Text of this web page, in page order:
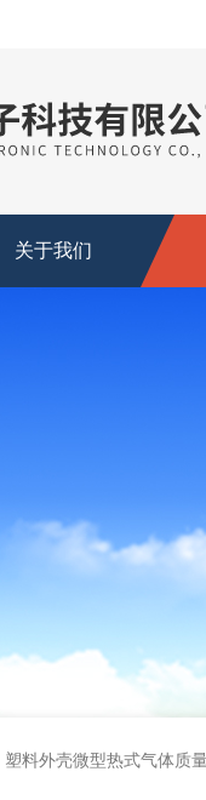
关于我们
塑料外壳微型热式气体质